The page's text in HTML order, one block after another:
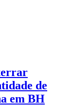
de
em BH